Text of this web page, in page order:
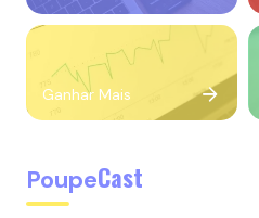
Ganhar Mais
PoupeCast